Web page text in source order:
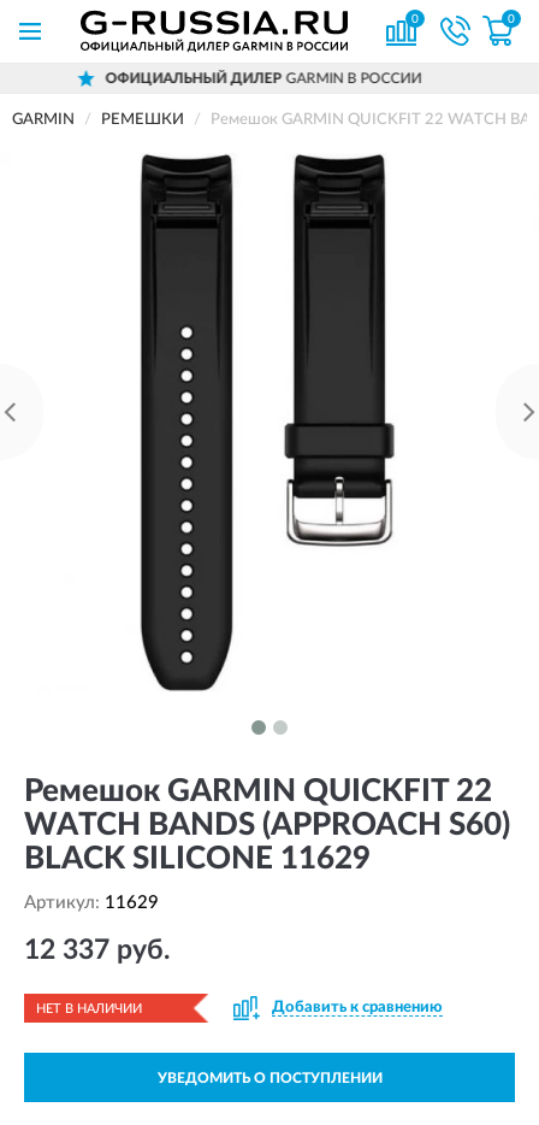
0 0
ОФИЦИАЛЬНЫЙ ДИЛЕРGARMIN В РОССИИ
GARMIN РЕМЕШКИ Ремешок GARMIN QUICKFIT 22 WATCH
Ремешок GARMIN QUICKFIT 22
WATCH BANDS (APPROACH S60)
BLACK SILICONE 11629
Артикул: 11629
12 337 руб.
НЕТ В НАЛИЧИИ Добавить к сравнению
УВЕДОМИТЬ О ПОСТУПЛЕНИИ